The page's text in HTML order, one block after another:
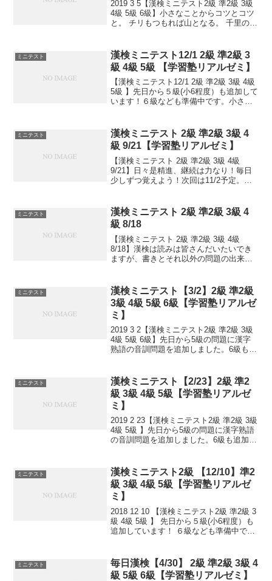
2019 3 5【漢検ミニテスト2級 準2級 3級
4級 5級 6級】小さなことからコツとコツ
と。 チリもつもれば山となる。 千里の道
問題と熟語問題などの出来具合が...
ミニテスト
漢検ミニテスト12/1 2級 準2級 3
級 4級 5級 【学習塾リアルゼミ】
【漢検ミニテスト12/1 2級 準2級 3級 4級
5級 】先日から５級(小6程度）も追加して
います！６級なども準備中です。小さな
精進、継続は力なり！毎日少しずつ覚え
よ...
ミニテスト
漢検ミニテスト 2級 準2級 3級 4
級 9/21【学習塾リアルゼミ】
【漢検ミニテスト 2級 準2級 3級 4級
9/21】日々是精進、継続は力なり！毎日
少しずつ覚えよう！次回は11/2予定。受
す。連絡は塾で直接言っていただくか、
こちらから...
ミニテスト
漢検ミニテスト 2級 準2級 3級 4
級 8/18
【漢検ミニテスト 2級 準2級 3級 4級
8/18】漢検は読みは皆さんだいたいでき
ますが、書きとそれ以外の問題の出来具
といて、覚えていくためのテストです。
目指せ 合格...
ミニテスト
漢検ミニテスト【3/2】2級 準2級
3級 4級 5級 6級【学習塾リアルゼ
ミ】
2019 3 2【漢検ミニテスト2級 準2級 3級
4級 5級 6級】先日から5級の問題に漢字
熟語の音訓問題を追加しました。6級も追
も一歩から。 日々是精進、継続は...
ミニテスト
漢検ミニテスト【2/23】2級 準2
級 3級 4級 5級【学習塾リアルゼ
ミ】
2019 2 23【漢検ミニテスト2級 準2級 3級
4級 5級 】先日から5級の問題に漢字熟語
の音訓問題を追加しました。6級も追加し
歩から。 日々是精進、継続は力...
ミニテスト
漢検ミニテスト2級 【12/10】準2
級 3級 4級 5級【学習塾リアルゼ
ミ】
2018 12 10 【漢検ミニテスト2級 準2級 3
級 4級 5級 】 先日から５級(小6程度）も
追加しています！ ６級なども準備中で
ら。 日々是精進、継続は力...
ミニテスト
毎日漢検【4/30】 2級 準2級 3級 4
級 5級 6級【学習塾リアルゼミ】